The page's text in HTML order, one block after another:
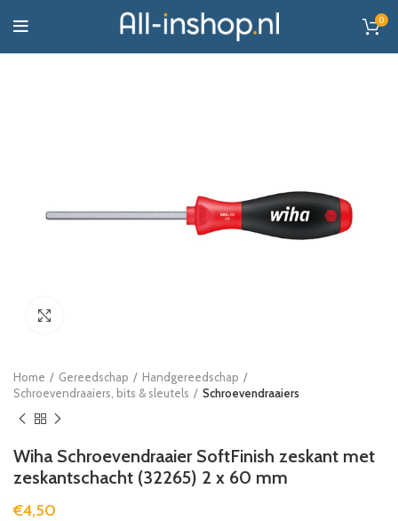
0
Home Gereedschap
Handgereedschap
Schroevendraaiers, bits & sleutels
Schroevendraaiers
Wiha Schroevendraaier SoftFinish zeskant met
zeskantschacht (32265) 2 x 60 mm
€4,50